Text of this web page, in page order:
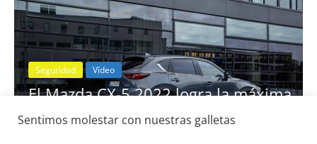
Seguridad Vídeo
El Mazda CX-5 2022 logra la máxima
nota en las pruebas de seguridad del
IIHS
Sentimos molestar con nuestras galletas